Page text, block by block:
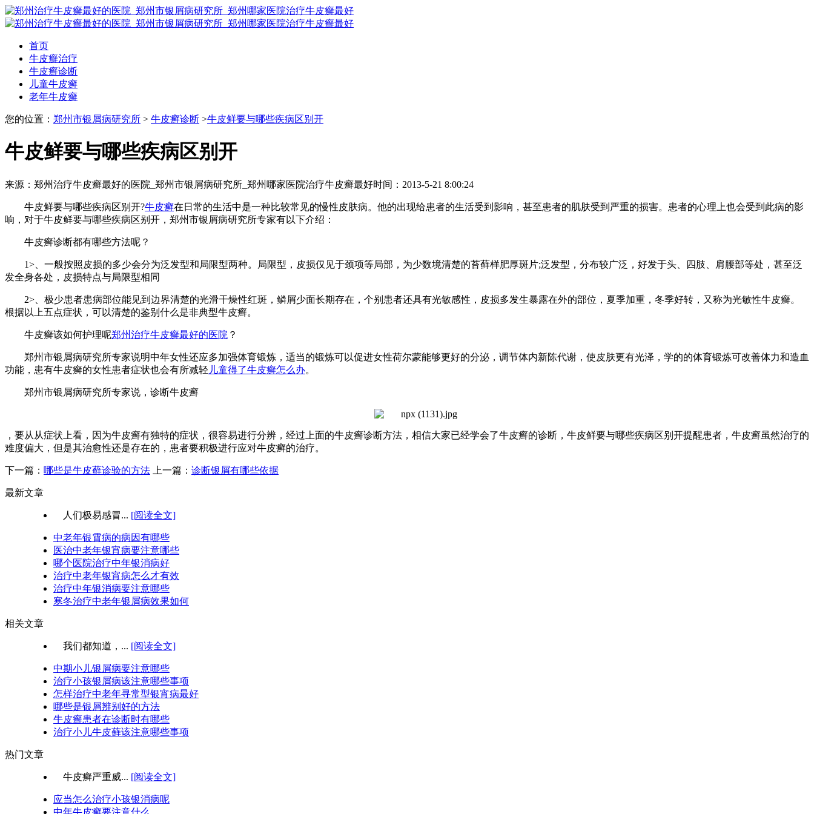
首页
牛皮癣治疗
牛皮癣诊断
儿童牛皮癣
老年牛皮癣
您的位置： 郑州市银屑病研究所 > 牛皮癣诊断 >牛皮鲜要与哪些疾病区别开
牛皮鲜要与哪些疾病区别开
来源：郑州治疗牛皮癣最好的医院_郑州市银屑病研究所_郑州哪家医院治疗牛皮癣最好时间：2013-5-21 8:00:24
牛皮鲜要与哪些疾病区别开?牛皮癣在日常的生活中是一种比较常见的慢性皮肤病。他的出现给患者的生活受到影响，甚至患者的肌肤受到严重的损害。患者的心理上也会受到此病的影
响，对于牛皮鲜要与哪些疾病区别开，郑州市银屑病研究所专家有以下介绍：
牛皮癣诊断都有哪些方法呢？
1>、一般按照皮损的多少会分为泛发型和局限型两种。局限型，皮损仅见于颈项等局部，为少数境清楚的苔藓样肥厚斑片;泛发型，分布较广泛，好发于头、四肢、肩腰部等处，甚至泛
发全身各处，皮损特点与局限型相同
2>、极少患者患病部位能见到边界清楚的光滑干燥性红斑，鳞屑少面长期存在，个别患者还具有光敏感性，皮损多发生暴露在外的部位，夏季加重，冬季好转，又称为光敏性牛皮癣。
根据以上五点症状，可以清楚的鉴别什么是非典型牛皮癣。
牛皮癣该如何护理呢郑州治疗牛皮癣最好的医院 ？
郑州市银屑病研究所专家说明中年女性还应多加强体育锻炼，适当的锻炼可以促进女性荷尔蒙能够更好的分泌，调节体内新陈代谢，使皮肤更有光泽，学的的体育锻炼可改善体力和造血
功能，患有牛皮癣的女性患者症状也会有所减轻 儿童得了牛皮癣怎么办。
郑州市银屑病研究所专家说，诊断牛皮癣
，要从从症状上看，因为牛皮癣有独特的症状，很容易进行分辨，经过上面的牛皮癣诊断方法，相信大家已经学会了牛皮癣的诊断，牛皮鲜要与哪些疾病区别开提醒患者，牛皮癣虽然治疗的
难度偏大，但是其治愈性还是存在的，患者要积极进行应对牛皮癣的治疗。
下一篇： 哪些是牛皮藓诊验的方法 上一篇： 诊断银屑有哪些依据
最新文章
人们极易感冒... [阅读全文]
中老年银霄病的病因有哪些
医治中老年银宵病要注意哪些
哪个医院治疗中年银消病好
治疗中老年银宵病怎么才有效
治疗中年银消病要注意哪些
寒冬治疗中老年银屑病效果如何
相关文章
我们都知道，... [阅读全文]
中期小儿银屑病要注意哪些
治疗小孩银屑病该注意哪些事项
怎样治疗中老年寻常型银宵病最好
哪些是银屑辨别好的方法
牛皮癣患者在诊断时有哪些
治疗小儿牛皮藓该注意哪些事项
热门文章
牛皮癣严重威... [阅读全文]
应当怎么治疗小孩银消病呢
中年牛皮癣要注意什么